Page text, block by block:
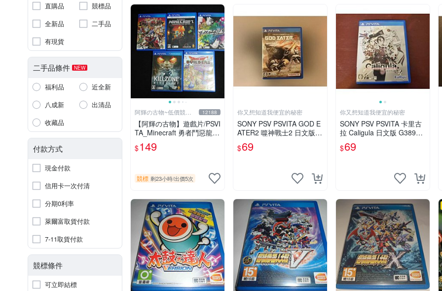
直購品
競標品
全新品
二手品
有現貨
二手品條件 NEW
福利品
近全新
八成新
出清品
收藏品
付款方式
現金付款
信用卡一次付清
分期0利率
萊爾富取貨付款
7-11取貨付款
競標條件
可立即結標
阿輝の古物~低價競標
五六日結標
12188
【阿輝の古物】遊戲片/PSVI
TA_Minecraft 勇者鬥惡龍
殺戮地帶 英雄傳說 槍彈辯
駁 一批合售_刮痕污漬_1元
$149
競標 剩23小時/出價5次
你又想知道我便宜的秘密
SONY PSV PSVITA GOD E
ATER2 噬神戰士2 日文版
【下標前請先詢問】G1445
9
$69
你又想知道我便宜的秘密
SONY PSV PSVITA 卡里古
拉 Caligula 日文版 G38959
(下標前請先詢問)
$69